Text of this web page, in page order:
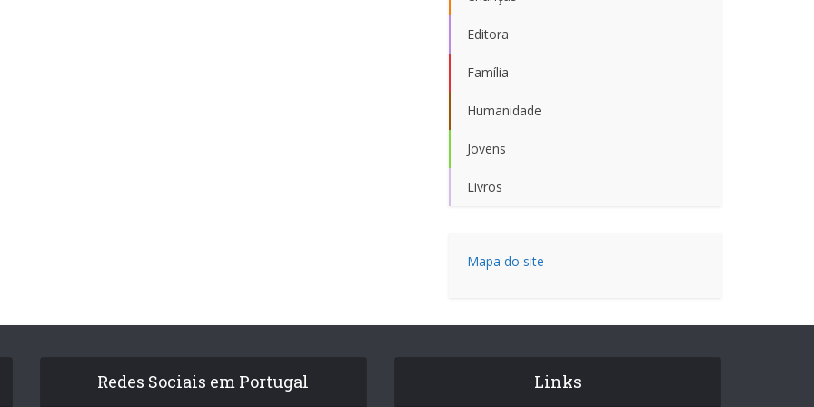
Editora
Família
Humanidade
Jovens
Livros
Mapa do site
Redes Sociais em Portugal Links